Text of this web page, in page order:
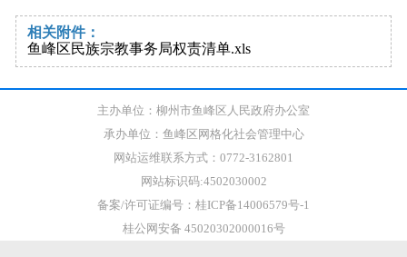
相关附件：
鱼峰区民族宗教事务局权责清单.xls
主办单位：柳州市鱼峰区人民政府办公室
承办单位：鱼峰区网格化社会管理中心
网站运维联系方式：0772-3162801
网站标识码:4502030002
备案/许可证编号：桂ICP备14006579号-1
桂公网安备 45020302000016号